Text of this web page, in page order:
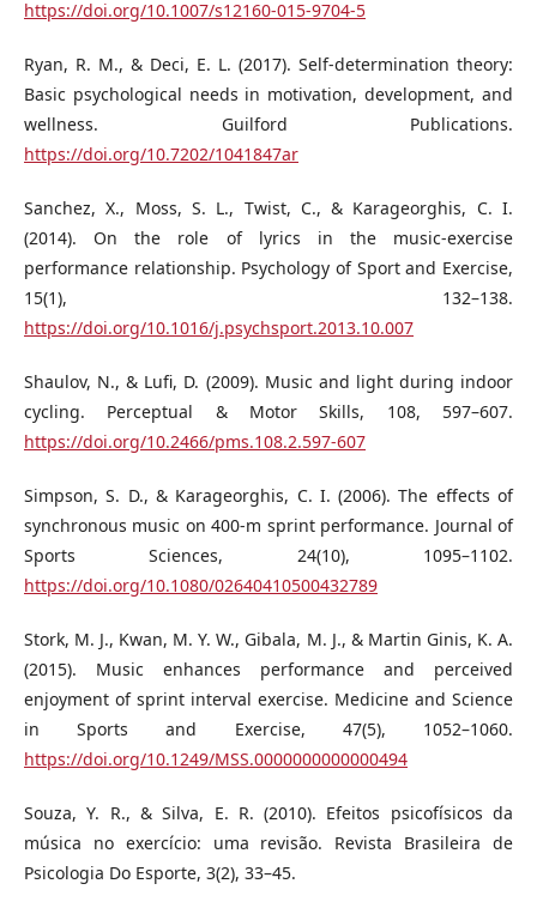
https://doi.org/10.1007/s12160-015-9704-5
Ryan, R. M., & Deci, E. L. (2017). Self-determination theory:
Basic psychological needs in motivation, development, and
wellness. Guilford Publications.
https://doi.org/10.7202/1041847ar
Sanchez, X., Moss, S. L., Twist, C., & Karageorghis, C. I.
(2014). On the role of lyrics in the music-exercise
performance relationship. Psychology of Sport and Exercise,
15(1), 132–138.
https://doi.org/10.1016/j.psychsport.2013.10.007
Shaulov, N., & Lufi, D. (2009). Music and light during indoor
cycling. Perceptual & Motor Skills, 108, 597–607.
https://doi.org/10.2466/pms.108.2.597-607
Simpson, S. D., & Karageorghis, C. I. (2006). The effects of
synchronous music on 400-m sprint performance. Journal of
Sports Sciences, 24(10), 1095–1102.
https://doi.org/10.1080/02640410500432789
Stork, M. J., Kwan, M. Y. W., Gibala, M. J., & Martin Ginis, K. A.
(2015). Music enhances performance and perceived
enjoyment of sprint interval exercise. Medicine and Science
in Sports and Exercise, 47(5), 1052–1060.
https://doi.org/10.1249/MSS.0000000000000494
Souza, Y. R., & Silva, E. R. (2010). Efeitos psicofísicos da
música no exercício: uma revisão. Revista Brasileira de
Psicologia Do Esporte, 3(2), 33–45.